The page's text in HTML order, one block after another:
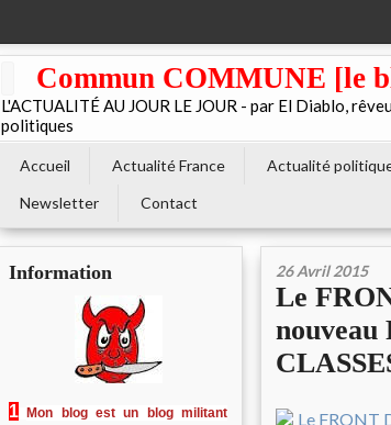
Commun COMMUNE [le
L'ACTUALITÉ AU JOUR LE JOUR - par El Diablo,
politiques
Accueil Actualité France Actualité
Newsletter
Contact
Information
1
Mon blog est un blog militant
26 Avril 2015
Le
nouveau